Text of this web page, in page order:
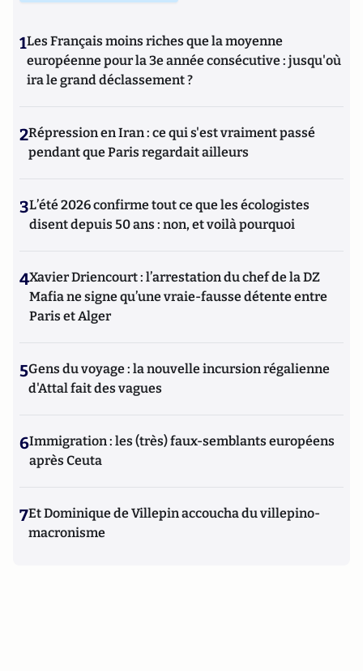
1Les Français moins riches que la moyenne
européenne pour la 3e année consécutive : jusqu'où
ira le grand déclassement ?
2Répression en Iran : ce qui s'est vraiment passé
pendant que Paris regardait ailleurs
3L’été 2026 confirme tout ce que les écologistes
disent depuis 50 ans : non, et voilà pourquoi
4Xavier Driencourt : l’arrestation du chef de la DZ
Mafia ne signe qu’une vraie-fausse détente entre
Paris et Alger
5Gens du voyage : la nouvelle incursion régalienne
d'Attal fait des vagues
6Immigration : les (très) faux-semblants européens
après Ceuta
7Et Dominique de Villepin accoucha du villepino-
macronisme